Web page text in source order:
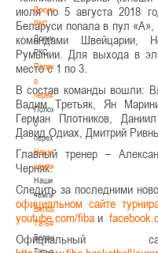
Документы
РКС
Документы
РКС
Положение
о
переходах
Положение
о
переходах
Наши
чемпионы
Наши
чемпионы
Белошапко
Татьяна
Белошапко
Татьяна
июля по 5 августа 2018
Беларуси попала в пул «А»,
командами Швейцарии,
Румынии. Для выхода в
место с 1 по 3.
В состав команды вошли:
Вадим Третьяк, Ян
Герман Плотников,
Давид Одиах, Дмитрий
Главный тренер –
Черняк.
Следить за последними
официальном сайте
youtube.com/fiba и